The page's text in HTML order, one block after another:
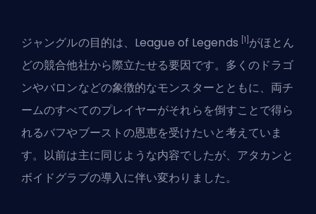
ジャングルの目的は、League of Legends [1] がほとん
どの競合他社から際立たせる要因です。多くのドラゴ
ンやバロンなどの象徴的なモンスターとともに、両チ
ームのすべてのプレイヤーがそれらを倒すことで得ら
れるバフやブーストの恩恵を受けたいと考えていま
す。以前は主に同じような内容でしたが、アタカンと
ボイドグラブの導入に伴い変わりました。